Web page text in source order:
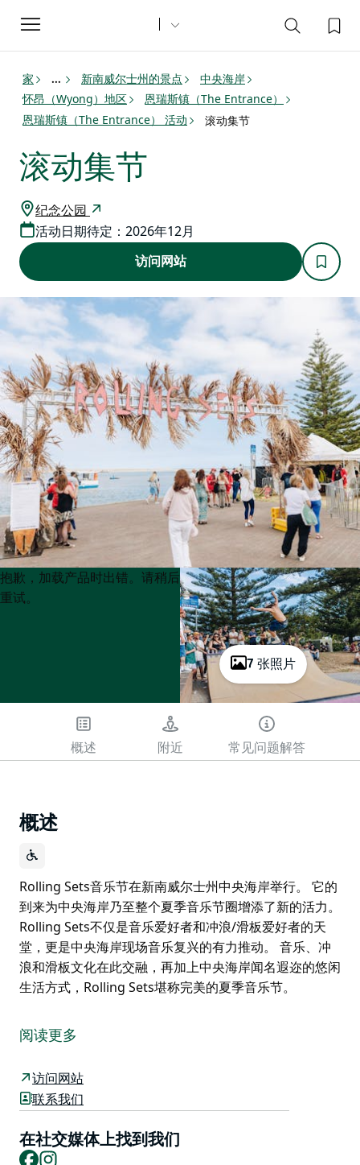
Toggle
navigation
家 ... 新南威尔士州的景点
中央海岸
怀昂（Wyong）地区
恩瑞斯镇（The Entrance）
恩瑞斯镇（The Entrance） 活动
滚动集节
滚动集节
纪念公园
活动日期待定：2026年12月
访问网站
7 张照片
Product
List
Product
List
抱歉，加载产品时出错。请稍后
重试。
概述 附近 常见问题解答
概述
Rolling Sets音乐节在新南威尔士州中央海岸举行。 它的
到来为中央海岸乃至整个夏季音乐节圈增添了新的活力。
Rolling Sets不仅是音乐爱好者和冲浪/滑板爱好者的天
堂，更是中央海岸现场音乐复兴的有力推动。 音乐、冲
浪和滑板文化在此交融，再加上中央海岸闻名遐迩的悠闲
生活方式，Rolling Sets堪称完美的夏季音乐节。
它的到来为中央海岸乃至整个夏季音乐节圈增添了新的活
天堂，更是中央海岸现场音乐复兴的有力推动。
音乐、冲浪和滑板文化在此交融，再加上中央海岸闻名遐
节。
阅读更多
访问网站
联系我们
在社交媒体上找到我们
Facebook